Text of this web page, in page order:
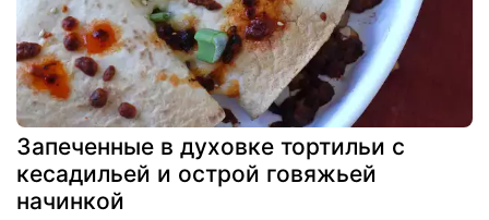
Запеченные в духовке тортильи с
кесадильей и острой говяжьей
начинкой